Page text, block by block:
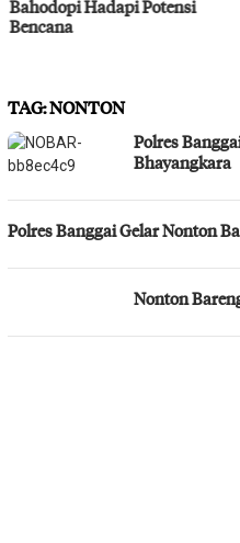
Bahodopi Hadapi Potensi
Bencana
TAG:NONTON
Polres
Bhayangkara
Polres Banggai Gelar Nonton
Nonton